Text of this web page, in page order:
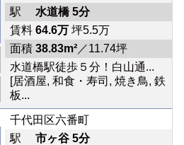
駅 水道橋 5分
賃料 64.6万坪5.5万
面積 38.83m²／11.74坪
水道橋駅徒歩５分！白山通...
[居酒屋, 和食・寿司, 焼き鳥, 鉄
板...
千代田区六番町
駅 市ヶ谷 5分